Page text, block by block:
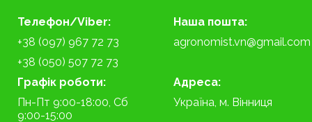
Телефон/Viber:
+38 (097) 967 72 73
+38 (050) 507 72 73
Наша пошта:
agronomist.vn@gmail.com
Графік роботи:
Пн-Пт 9:00-18:00, Сб
9:00-15:00
Адреса:
Україна, м. Вінниця